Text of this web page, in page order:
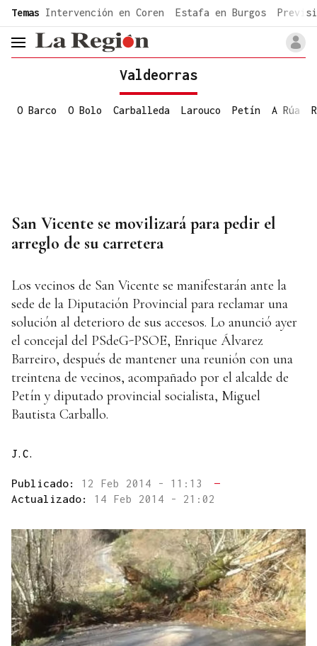
common.go-to-content
Temas Intervención en Coren Estafa en Burgos
header.menu.open
Valdeorras
O Barco O Bolo Carballeda Larouco Petín A Rúa
San Vicente se movilizará para pedir el
arreglo de su carretera
Los vecinos de San Vicente se manifestarán ante la
sede de la Diputación Provincial para reclamar una
solución al deterioro de sus accesos. Lo anunció ayer
el concejal del PSdeG-PSOE, Enrique Álvarez
Barreiro, después de mantener una reunión con una
treintena de vecinos, acompañado por el alcalde de
Petín y diputado provincial socialista, Miguel
Bautista Carballo.
J.C.
Publicado: 12 Feb 2014 - 11:13
—
Actualizado: 14 Feb 2014 - 21:02